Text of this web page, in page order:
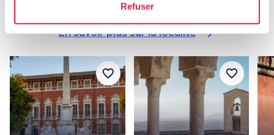
Refuser
En savoir plus sur la localité arrow_forward
favorite_border favorite_border